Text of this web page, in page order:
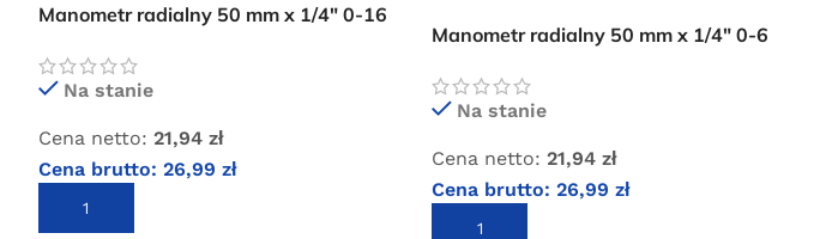
Manometr radialny 50 mm x 1/4″ 0-16
Na stanie
Cena netto: 21,94 zł
Cena brutto: 26,99 zł
DODAJ DO KOSZYKA
Manometr radialny 50 mm x 1/4″ 0-6
Na stanie
Cena netto: 21,94zł
Cena brutto:26,99zł
DODAJ DO KOSZYKA